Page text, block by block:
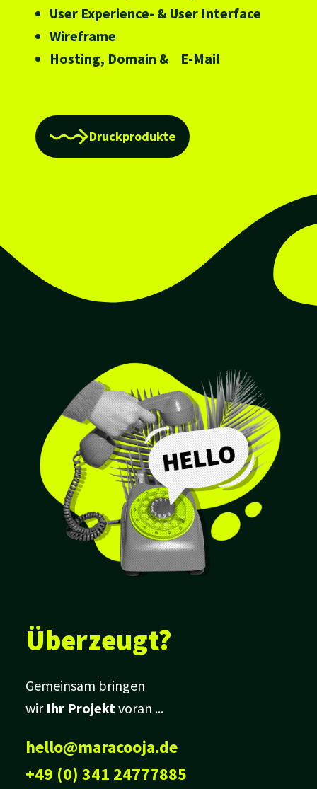
User Experience- & User Interface
Wireframe
Hosting, Domain & E-Mail
Druckprodukte
Überzeugt?
Gemeinsam bringen
wir Ihr Projekt voran ...
hello@maracooja.de
+49 (0) 341 24777885